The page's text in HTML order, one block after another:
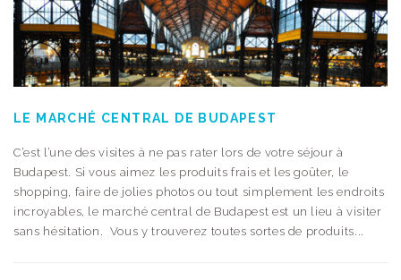
LE MARCHÉ CENTRAL DE BUDAPEST
C’est l’une des visites à ne pas rater lors de votre séjour à
Budapest. Si vous aimez les produits frais et les goûter, le
shopping, faire de jolies photos ou tout simplement les endroits
incroyables, le marché central de Budapest est un lieu à visiter
sans hésitation. Vous y trouverez toutes sortes de produits...